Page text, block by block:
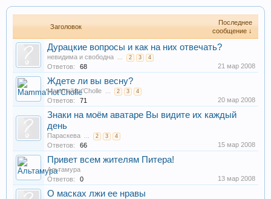
Заголовок
Последнее
сообщение ↓
Дурацкие вопросы и как на них отвечать?
невидима и свободна ... 2 3 4
Ответов: 68 21 мар 2008
Ждете ли вы весну?
Mamma'Hot'Cholle ... 2 3 4
Ответов: 71 20 мар 2008
Знаки на моём аватаре Вы видите их каждый
день
Параскева ... 2 3 4
Ответов: 66 15 мар 2008
Привет всем жителям Питера!
Альтамура
Ответов:
0 13 мар 2008
О масках лжи ее нравы